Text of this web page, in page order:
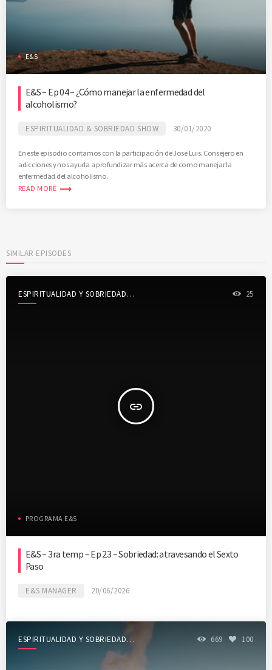
E&S
E&S – Ep 04 – ¿Cómo manejar la enfermedad del
alcoholismo?
ESPIRITUALIDAD & SOBRIEDAD SHOW 30/01/2020
En este episodio contamos con la participación de Jose Luis. Consejero en
adicciones y nos ayuda a profundizar más acerca de como manejar la
enfermedad del alcoholismo.
READ MORE trending_flat
SIMILAR EPISODES
ESPIRITUALIDAD Y SOBRIEDAD
SHOW
insert_link
25
PROGRAMA E&S
E&S – 3ra temp – Ep 23 – Sobriedad: atravesando el Sexto
Paso
E&S MANAGER 20/06/2026
ESPIRITUALIDAD Y SOBRIEDAD
SHOW
669 100